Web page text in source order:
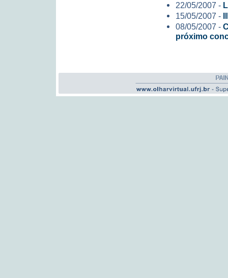
22/05/2007 -
15/05/2007 -
08/05/2007 -
próximo